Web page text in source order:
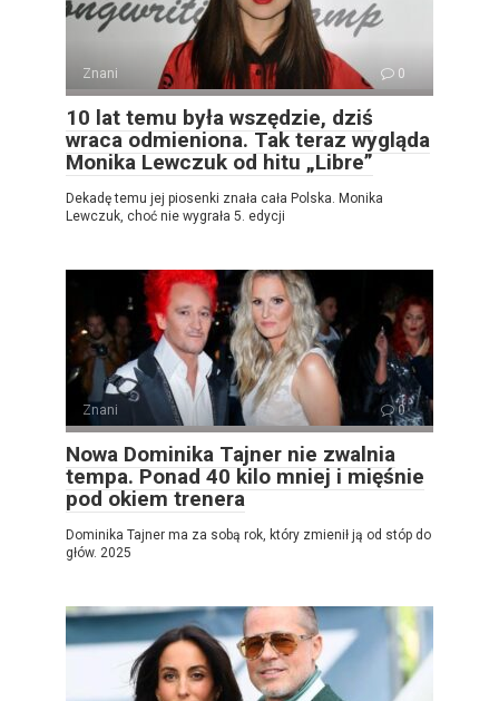
Znani 0
10 lat temu była wszędzie, dziś
wraca odmieniona. Tak teraz wygląda
Monika Lewczuk od hitu „Libre”
Dekadę temu jej piosenki znała cała Polska. Monika
Lewczuk, choć nie wygrała 5. edycji
Znani 0
Nowa Dominika Tajner nie zwalnia
tempa. Ponad 40 kilo mniej i mięśnie
pod okiem trenera
Dominika Tajner ma za sobą rok, który zmienił ją od stóp do
głów. 2025